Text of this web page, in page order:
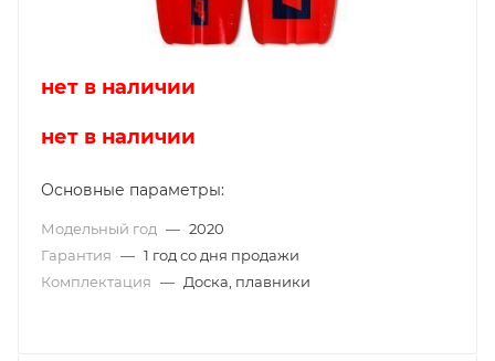
нет в наличии
нет в наличии
Основные параметры:
Модельный год — 2020
Гарантия — 1 год со дня продажи
Комплектация — Доска, плавники